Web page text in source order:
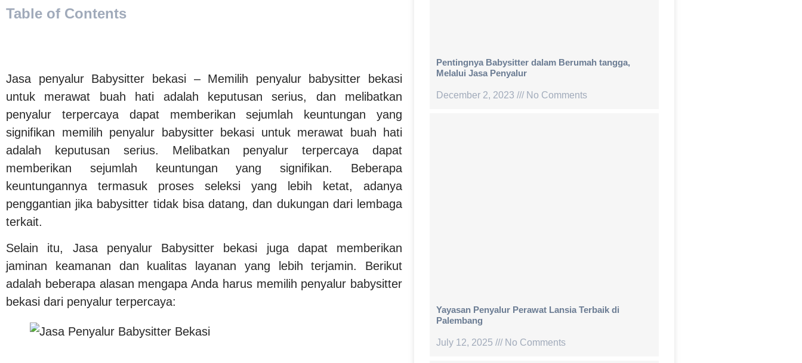
Table of Contents
Jasa penyalur Babysitter bekasi – Memilih penyalur babysitter bekasi
untuk merawat buah hati adalah keputusan serius, dan melibatkan
penyalur terpercaya dapat memberikan sejumlah keuntungan yang
signifikan memilih penyalur babysitter bekasi untuk merawat buah hati
adalah keputusan serius. Melibatkan penyalur terpercaya dapat
memberikan sejumlah keuntungan yang signifikan. Beberapa
keuntungannya termasuk proses seleksi yang lebih ketat, adanya
penggantian jika babysitter tidak bisa datang, dan dukungan dari lembaga
terkait.
Selain itu, Jasa penyalur Babysitter bekasi juga dapat memberikan
jaminan keamanan dan kualitas layanan yang lebih terjamin. Berikut
adalah beberapa alasan mengapa Anda harus memilih penyalur babysitter
bekasi dari penyalur terpercaya:
Pentingnya Babysitter dalam Berumah tangga,
Melalui Jasa Penyalur
December 2, 2023 No Comments
Yayasan Penyalur Perawat Lansia Terbaik di
Palembang
July 12, 2025 No Comments